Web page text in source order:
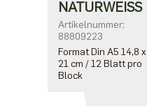
NATURWEISS
Artikelnummer:
88809223
Format Din A5 14,8 x
21 cm / 12 Blatt pro
Block